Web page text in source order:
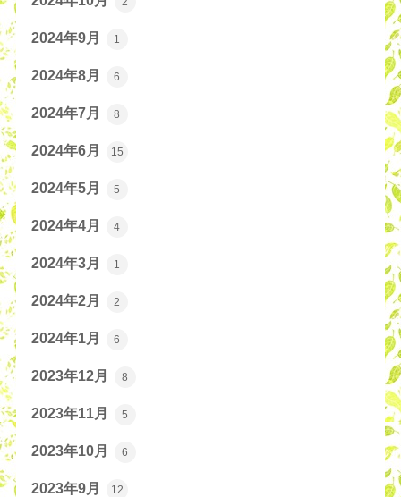
2024年9月 1
2024年8月 6
2024年7月 8
2024年6月 15
2024年5月 5
2024年4月 4
2024年3月 1
2024年2月 2
2024年1月 6
2023年12月 8
2023年11月 5
2023年10月 6
2023年9月 12